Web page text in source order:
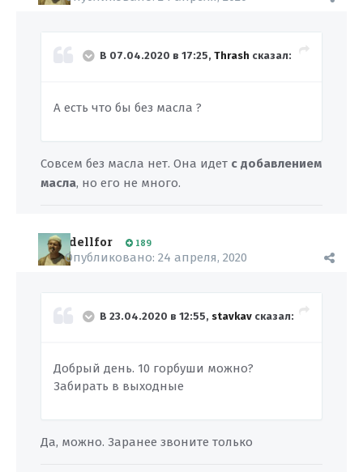
В 07.04.2020 в 17:25, Thrash сказал:
А есть что бы без масла ?
Совсем без масла нет. Она идет с добавлением
масла, но его не много.
dellfor 189
Опубликовано: 24 апреля, 2020
В 23.04.2020 в 12:55, stavkav сказал:
Добрый день. 10 горбуши можно?
Забирать в выходные
Да, можно. Заранее звоните только